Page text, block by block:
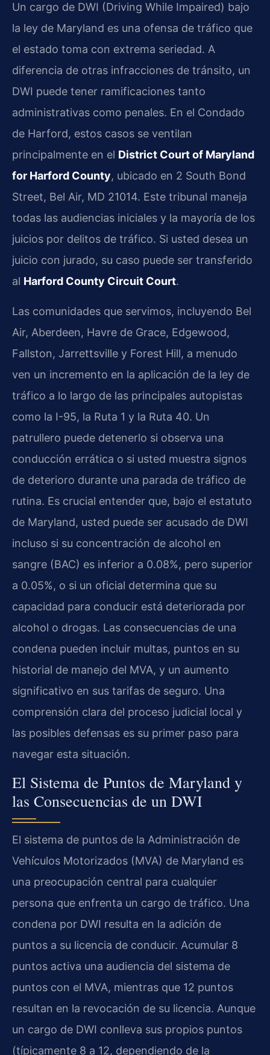
Un cargo de DWI (Driving While Impaired) bajo
la ley de Maryland es una ofensa de tráfico que
el estado toma con extrema seriedad. A
diferencia de otras infracciones de tránsito, un
DWI puede tener ramificaciones tanto
administrativas como penales. En el Condado
de Harford, estos casos se ventilan
principalmente en el District Court of Maryland
for Harford County, ubicado en 2 South Bond
Street, Bel Air, MD 21014. Este tribunal maneja
todas las audiencias iniciales y la mayoría de los
juicios por delitos de tráfico. Si usted desea un
juicio con jurado, su caso puede ser transferido
al Harford County Circuit Court.
Las comunidades que servimos, incluyendo Bel
Air, Aberdeen, Havre de Grace, Edgewood,
Fallston, Jarrettsville y Forest Hill, a menudo
ven un incremento en la aplicación de la ley de
tráfico a lo largo de las principales autopistas
como la I-95, la Ruta 1 y la Ruta 40. Un
patrullero puede detenerlo si observa una
conducción errática o si usted muestra signos
de deterioro durante una parada de tráfico de
rutina. Es crucial entender que, bajo el estatuto
de Maryland, usted puede ser acusado de DWI
incluso si su concentración de alcohol en
sangre (BAC) es inferior a 0.08%, pero superior
a 0.05%, o si un oficial determina que su
capacidad para conducir está deteriorada por
alcohol o drogas. Las consecuencias de una
condena pueden incluir multas, puntos en su
historial de manejo del MVA, y un aumento
significativo en sus tarifas de seguro. Una
comprensión clara del proceso judicial local y
las posibles defensas es su primer paso para
navegar esta situación.
El Sistema de Puntos de Maryland y
las Consecuencias de un DWI
El sistema de puntos de la Administración de
Vehículos Motorizados (MVA) de Maryland es
una preocupación central para cualquier
persona que enfrenta un cargo de tráfico. Una
condena por DWI resulta en la adición de
puntos a su licencia de conducir. Acumular 8
puntos activa una audiencia del sistema de
puntos con el MVA, mientras que 12 puntos
resultan en la revocación de su licencia. Aunque
un cargo de DWI conlleva sus propios puntos
(típicamente 8 a 12, dependiendo de la